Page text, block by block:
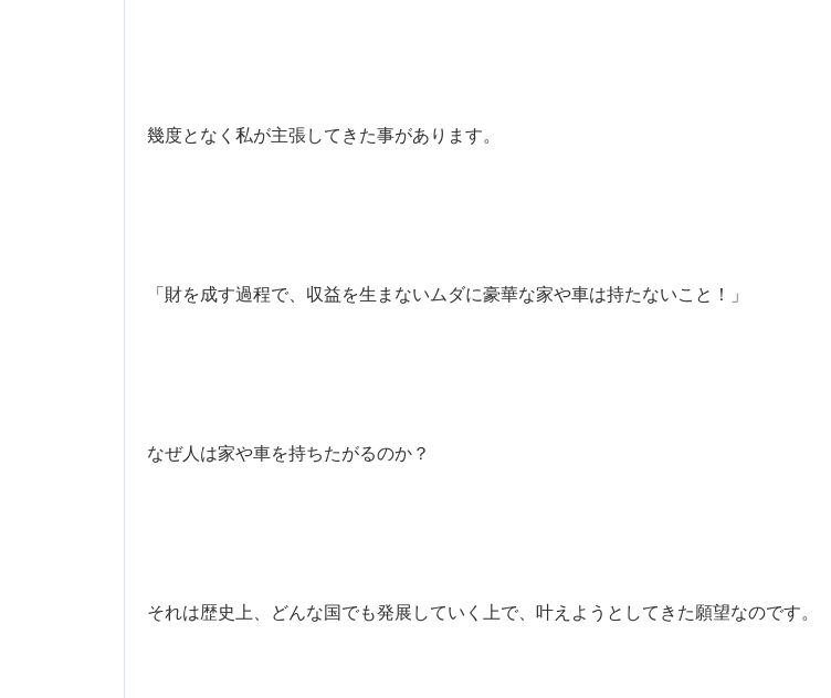
幾度となく私が主張してきた事があります。
「財を成す過程で、収益を生まないムダに豪華な家や車は持たないこと！」
なぜ人は家や車を持ちたがるのか？
それは歴史上、どんな国でも発展していく上で、叶えようとしてきた願望なのです。